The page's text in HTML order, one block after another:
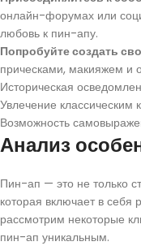
онлайн-форумах или
любовь к пин-апу.
Попробуйте создать
прическами, макияжем и
Историческая
Увлечение классическим
Возможность
Анализ
Пин-ап — это не только
которая включает в себя
рассмотрим некоторые
пин-ап уникальным.